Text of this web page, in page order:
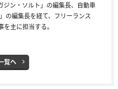
ジン・ソルト」の編集長、自動車
の編集長を経て、フリーランス
主に担当する。
覧へ